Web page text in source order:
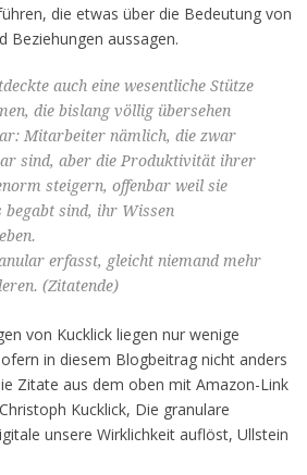
die etwas über die Bedeutung von
Beziehungen aussagen.
auch eine wesentliche Stütze
die bislang völlig übersehen
Mitarbeiter nämlich, die zwar
sind, aber die Produktivität ihrer
steigern, offenbar weil sie
begabt sind, ihr Wissen
erfasst, gleicht niemand mehr
(Zitatende)
von Kucklick liegen nur wenige
in diesem Blogbeitrag nicht anders
Zitate aus dem oben mit Amazon-Link
Kucklick, Die granulare
unsere Wirklichkeit auflöst, Ullstein